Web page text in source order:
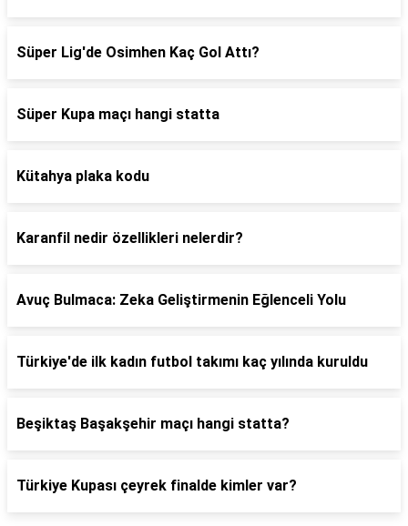
Süper Lig'de Osimhen Kaç Gol Attı?
Süper Kupa maçı hangi statta
Kütahya plaka kodu
Karanfil nedir özellikleri nelerdir?
Avuç Bulmaca: Zeka Geliştirmenin Eğlenceli Yolu
Türkiye'de ilk kadın futbol takımı kaç yılında kuruldu
Beşiktaş Başakşehir maçı hangi statta?
Türkiye Kupası çeyrek finalde kimler var?